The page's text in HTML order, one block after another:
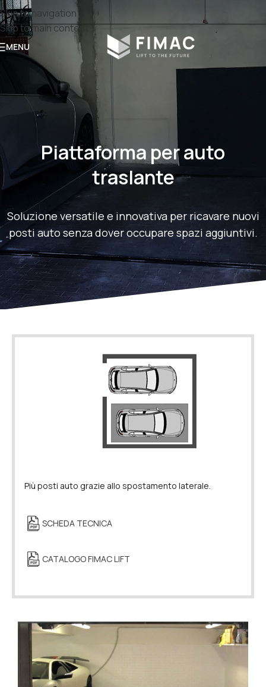
Skip to navigation
Skip to main content
MENU
Piattaforma per auto
traslante
Soluzione versatile e innovativa per ricavare nuovi
posti auto senza dover occupare spazi aggiuntivi.
Più posti auto grazie allo spostamento laterale.
SCHEDA TECNICA
CATALOGO FIMAC LIFT